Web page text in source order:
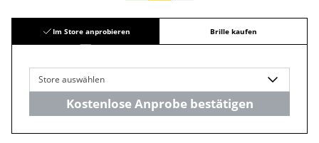
Im Store anprobieren Brille kaufen
Store auswählen
Kostenlose Anprobe bestätigen